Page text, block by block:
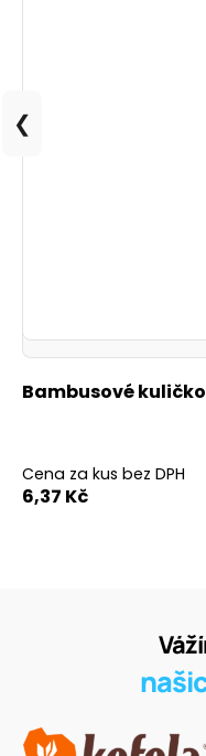
Bambusové
Cena za kus bez DPH
6,37 Kč
❮